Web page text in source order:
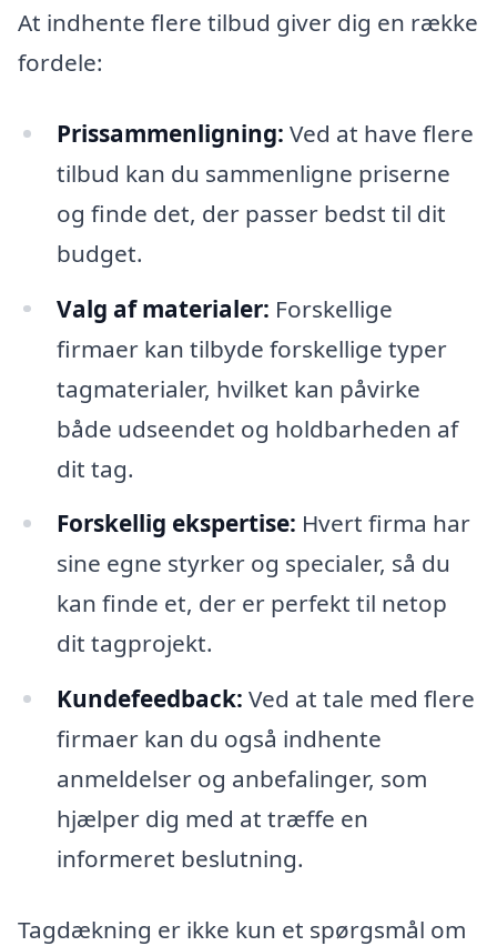
At indhente flere tilbud giver dig en række
fordele:
Prissammenligning: Ved at have flere
tilbud kan du sammenligne priserne
og finde det, der passer bedst til dit
budget.
Valg af materialer: Forskellige
firmaer kan tilbyde forskellige typer
tagmaterialer, hvilket kan påvirke
både udseendet og holdbarheden af
dit tag.
Forskellig ekspertise: Hvert firma har
sine egne styrker og specialer, så du
kan finde et, der er perfekt til netop
dit tagprojekt.
Kundefeedback: Ved at tale med flere
firmaer kan du også indhente
anmeldelser og anbefalinger, som
hjælper dig med at træffe en
informeret beslutning.
Tagdækning er ikke kun et spørgsmål om